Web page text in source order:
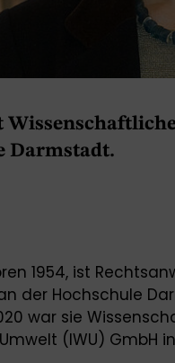
Darmstadt.
1954, ist
der Hochschule
war sie
(IWU) GmbH